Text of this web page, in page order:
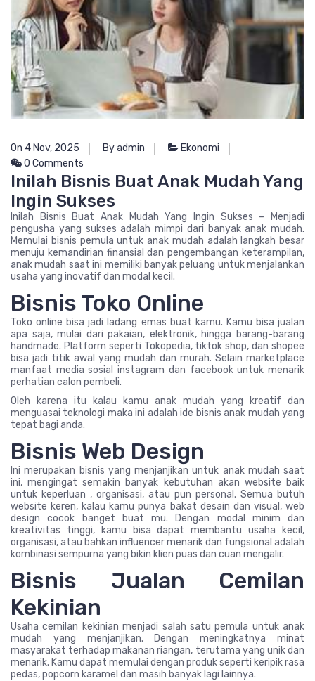
On 4 Nov, 2025 By admin
Ekonomi
0 Comments
Inilah Bisnis Buat Anak Mudah Yang
Ingin Sukses
Inilah Bisnis Buat Anak Mudah Yang Ingin Sukses – Menjadi
pengusha yang sukses adalah mimpi dari banyak anak mudah.
Memulai bisnis pemula untuk anak mudah adalah langkah besar
menuju kemandirian finansial dan pengembangan keterampilan,
anak mudah saat ini memiliki banyak peluang untuk menjalankan
usaha yang inovatif dan modal kecil.
Bisnis Toko Online
Toko online bisa jadi ladang emas buat kamu. Kamu bisa jualan
apa saja, mulai dari pakaian, elektronik, hingga barang-barang
handmade. Platform seperti Tokopedia, tiktok shop, dan shopee
bisa jadi titik awal yang mudah dan murah. Selain marketplace
manfaat media sosial instagram dan facebook untuk menarik
perhatian calon pembeli.
Oleh karena itu kalau kamu anak mudah yang kreatif dan
menguasai teknologi maka ini adalah ide bisnis anak mudah yang
tepat bagi anda.
Bisnis Web Design
Ini merupakan bisnis yang menjanjikan untuk anak mudah saat
ini, mengingat semakin banyak kebutuhan akan website baik
untuk keperluan , organisasi, atau pun personal. Semua butuh
website keren, kalau kamu punya bakat desain dan visual, web
design cocok banget buat mu. Dengan modal minim dan
kreativitas tinggi, kamu bisa dapat membantu usaha kecil,
organisasi, atau bahkan influencer menarik dan fungsional adalah
kombinasi sempurna yang bikin klien puas dan cuan mengalir.
Bisnis Jualan Cemilan
Kekinian
Usaha cemilan kekinian menjadi salah satu pemula untuk anak
mudah yang menjanjikan. Dengan meningkatnya minat
masyarakat terhadap makanan riangan, terutama yang unik dan
menarik. Kamu dapat memulai dengan produk seperti keripik rasa
pedas, popcorn karamel dan masih banyak lagi lainnya.